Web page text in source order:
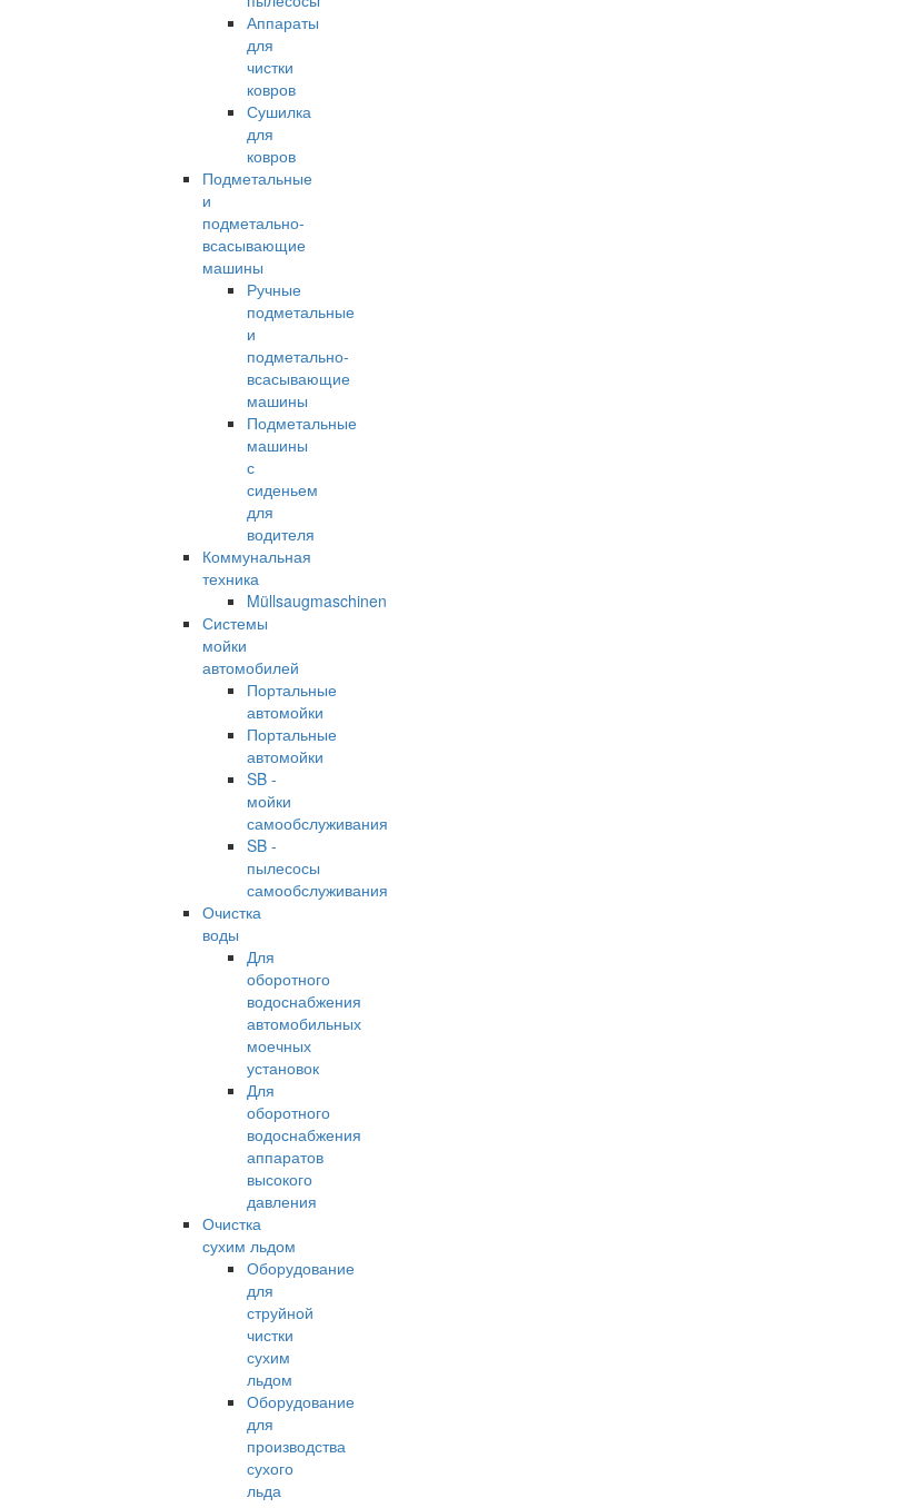
Аппараты
для
чистки
ковров
Сушилка
для
ковров
Подметальные
и
подметально-
всасывающие
машины
Ручные
подметальные
и
подметально-
всасывающие
машины
Подметальные
машины
с
сиденьем
для
водителя
Коммунальная
техника
Müllsaugmaschinen
Системы
мойки
автомобилей
Портальные
автомойки
Портальные
автомойки
SB -
мойки
самообслуживания
SB -
пылесосы
самообслуживания
Очистка
воды
Для
оборотного
водоснабжения
автомобильных
моечных
установок
Для
оборотного
водоснабжения
аппаратов
высокого
давления
Очистка
сухим льдом
Оборудование
для
струйной
чистки
сухим
льдом
Оборудование
для
производства
сухого
льда